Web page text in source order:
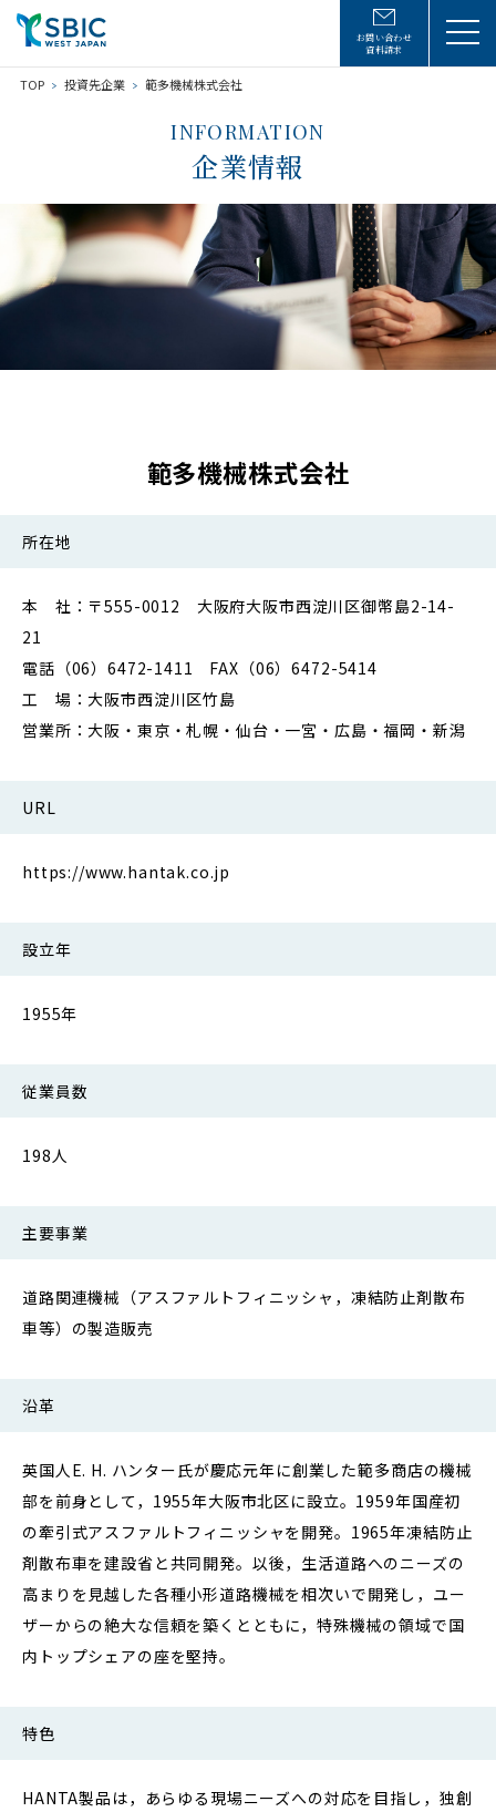
お問い合わせ
資料請求
TOP 投資先企業 範多機械株式会社
INFORMATION
企業情報
範多機械株式会社
所在地
本 社：〒555-0012 大阪府大阪市西淀川区御幣島2-14-
21
電話（06）6472-1411 FAX（06）6472-5414
工 場：大阪市西淀川区竹島
営業所：大阪・東京・札幌・仙台・一宮・広島・福岡・新潟
URL
https://www.hantak.co.jp
設立年
1955年
従業員数
198人
主要事業
道路関連機械（アスファルトフィニッシャ，凍結防止剤散布
車等）の製造販売
沿革
英国人E. H. ハンター氏が慶応元年に創業した範多商店の機械
部を前身として，1955年大阪市北区に設立。1959年国産初
の牽引式アスファルトフィニッシャを開発。1965年凍結防止
剤散布車を建設省と共同開発。以後，生活道路へのニーズの
高まりを見越した各種小形道路機械を相次いで開発し，ユー
ザーからの絶大な信頼を築くとともに，特殊機械の領域で国
内トップシェアの座を堅持。
特色
HANTA製品は，あらゆる現場ニーズへの対応を目指し，独創